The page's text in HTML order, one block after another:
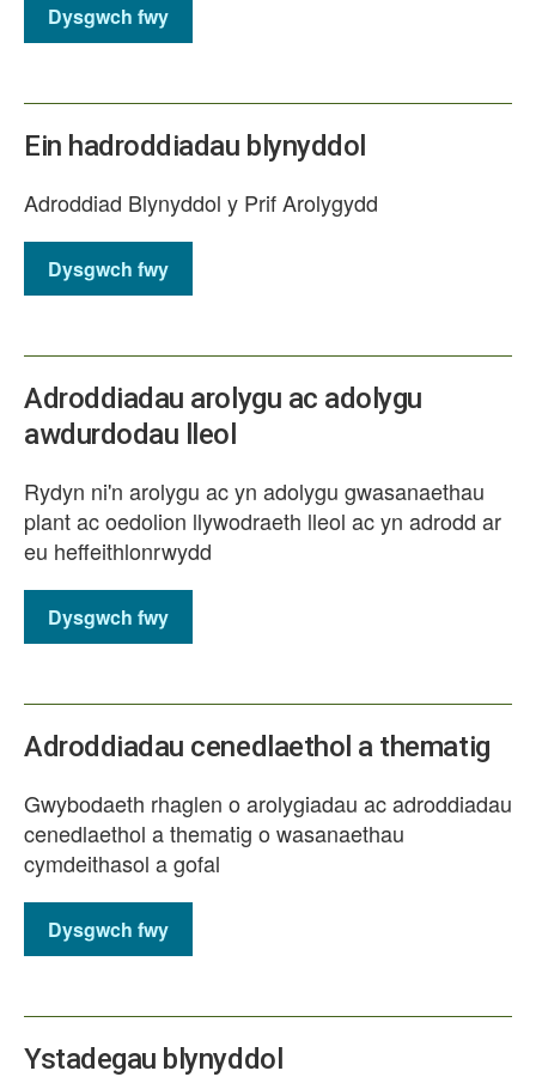
Dysgwch fwy
Ein hadroddiadau blynyddol
Adroddiad Blynyddol y Prif Arolygydd
Dysgwch fwy
Adroddiadau arolygu ac adolygu
awdurdodau lleol
Rydyn ni'n arolygu ac yn adolygu gwasanaethau
plant ac oedolion llywodraeth lleol ac yn adrodd ar
eu heffeithlonrwydd
Dysgwch fwy
Adroddiadau cenedlaethol a thematig
Gwybodaeth rhaglen o arolygiadau ac adroddiadau
cenedlaethol a thematig o wasanaethau
cymdeithasol a gofal
Dysgwch fwy
Ystadegau blynyddol